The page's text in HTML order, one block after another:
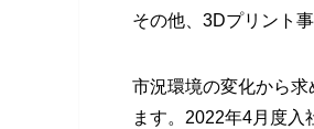
その他、3Dプリント
市況環境の変化から
ます。2022年4月度